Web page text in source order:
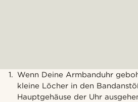
Wenn Deine Armbanduhr
kleine Löcher in den
Hauptgehäuse der Uhr